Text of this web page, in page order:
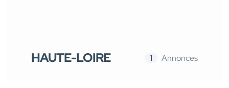
HAUTE-LOIRE 1 Annonces